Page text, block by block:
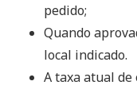
pedido;
Quando
local indicado.
A taxa atual